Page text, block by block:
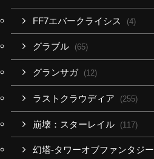
FF7エバークライシス (4)
グラブル (65)
グランサガ (12)
ラストクラウディア (255)
崩壊：スターレイル (117)
幻塔-タワーオブファンタジー